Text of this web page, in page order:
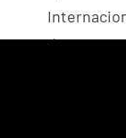
de